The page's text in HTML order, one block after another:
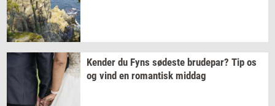
Ken­der du Fyns sø­de­ste bru­de­par? Tip os
og vind en ro­man­tisk mid­dag